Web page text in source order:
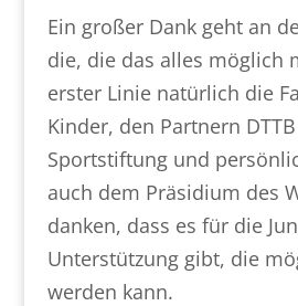
Ein großer Dank geht an
die, die das alles möglich
erster Linie natürlich die
Kinder, den Partnern
Sportstiftung und
auch dem Präsidium des
danken, dass es für die
Unterstützung gibt, die
werden kann.